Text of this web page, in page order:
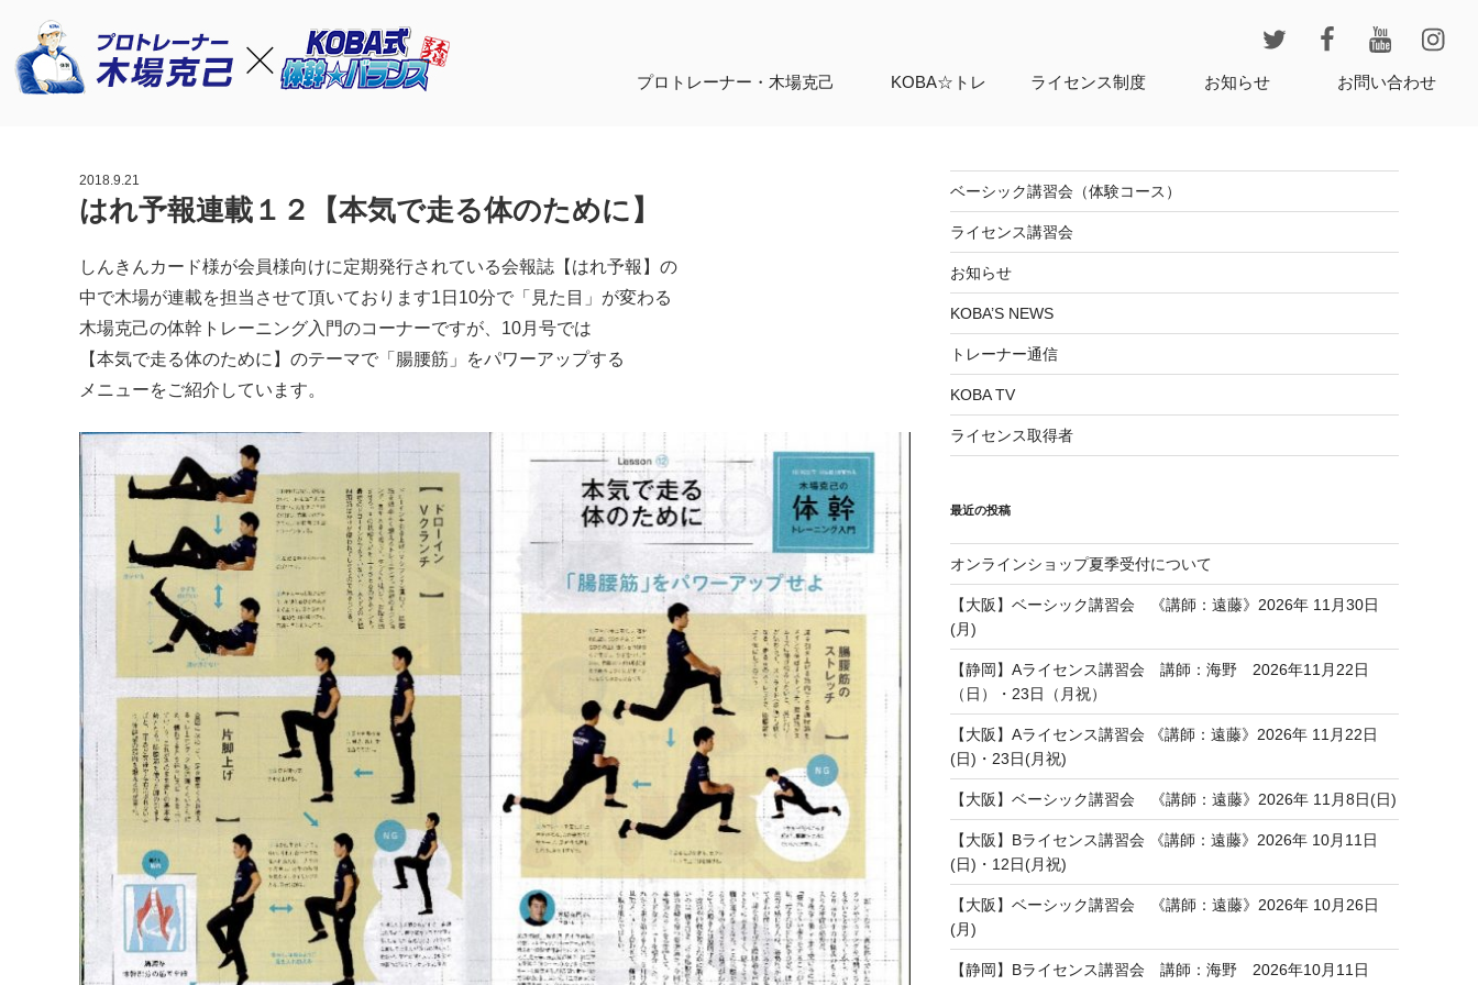
プロトレーナー・ 木場克己 KOBA☆トレ ライセンス制度 お知らせ お問い合わせ
2018.9.21
はれ予報連載１２【本気で走る体のために】
しんきんカード様が会員様向けに定期発行されている会報誌【はれ予報】の
中で木場が連載を担当させて頂いております1日10分で「見た目」が変わる
木場克己の体幹トレーニング入門のコーナーですが、10月号では
【本気で走る体のために】のテーマで「腸腰筋」をパワーアップする
メニューをご紹介しています。
ベーシック講習会（体験コース）
ライセンス講習会
お知らせ
KOBA’S NEWS
トレーナー通信
KOBA TV
ライセンス取得者
最近の投稿
オンラインショップ夏季受付について
【大阪】ベーシック講習会 《講師：遠藤》2026年 11月30日
(月)
【静岡】Aライセンス講習会 講師：海野 2026年11月22日
（日）・23日（月祝）
【大阪】Aライセンス講習会 《講師：遠藤》2026年 11月22日
(日)・23日(月祝)
【大阪】ベーシック講習会 《講師：遠藤》2026年 11月8日(日)
【大阪】Bライセンス講習会 《講師：遠藤》2026年 10月11日
(日)・12日(月祝)
【大阪】ベーシック講習会 《講師：遠藤》2026年 10月26日
(月)
【静岡】Bライセンス講習会 講師：海野 2026年10月11日